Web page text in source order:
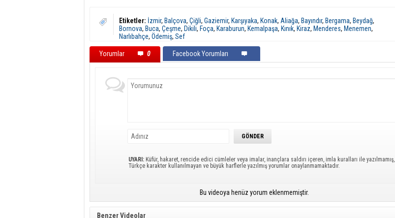
Etiketler: İzmir, Balçova, Çiğli, Gaziemir, Karşıyaka, Konak, Aliağa, Bayındır, Bergama, Beydağ,
Bornova, Buca, Çeşme, Dikili, Foça, Karaburun, Kemalpaşa, Kınık, Kiraz, Menderes, Menemen,
Narlıbahçe, Ödemiş, Sef
Yorumlar 0 Facebook Yorumları
UYARI: Küfür, hakaret, rencide edici cümleler veya imalar, inançlara saldırı içeren, imla kuralları ile yazılmamış,
Türkçe karakter kullanılmayan ve büyük harflerle yazılmış yorumlar onaylanmamaktadır.
Bu videoya henüz yorum eklenmemiştir.
Benzer Videolar